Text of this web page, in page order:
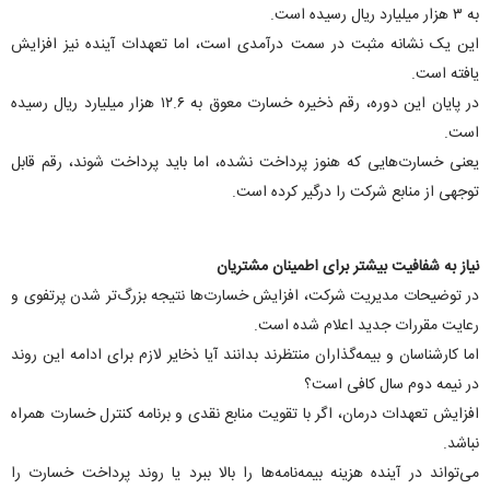
به ۳ هزار میلیارد ریال رسیده است.
این یک نشانه مثبت در سمت درآمدی است، اما تعهدات آینده نیز افزایش
یافته است.
در پایان این دوره، رقم ذخیره خسارت معوق به ۱۲.۶ هزار میلیارد ریال رسیده
است.
یعنی خسارت‌هایی که هنوز پرداخت نشده، اما باید پرداخت شوند، رقم قابل
توجهی از منابع شرکت را درگیر کرده است.
نیاز به شفافیت بیشتر برای اطمینان مشتریان
در توضیحات مدیریت شرکت، افزایش خسارت‌ها نتیجه بزرگ‌تر شدن پرتفوی و
رعایت مقررات جدید اعلام شده است.
اما کارشناسان و بیمه‌گذاران منتظرند بدانند آیا ذخایر لازم برای ادامه این روند
در نیمه دوم سال کافی است؟
افزایش تعهدات درمان، اگر با تقویت منابع نقدی و برنامه کنترل خسارت همراه
نباشد.‌
می‌تواند در آینده هزینه بیمه‌نامه‌ها را بالا ببرد یا روند پرداخت خسارت را